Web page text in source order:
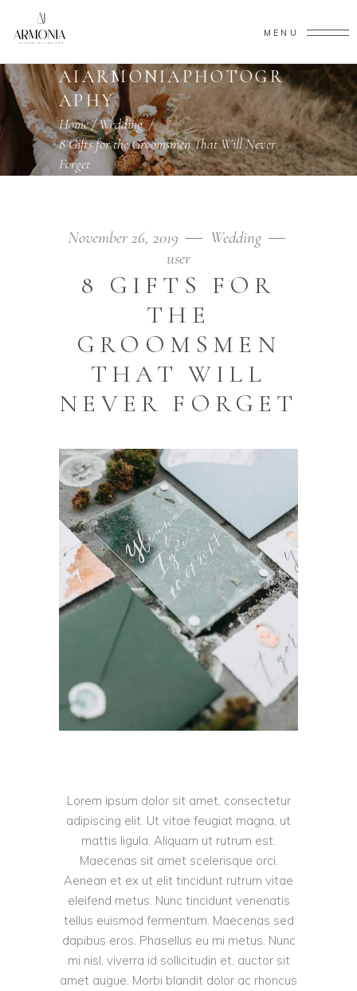
MENU
AIARMONIAPHOTOGR
APHY
Home/Wedding/
8 Gifts for the Groomsmen That Will Never
Forget
November 26, 2019
Wedding
user
8 GIFTS FOR
THE
GROOMSMEN
THAT WILL
NEVER FORGET
Lorem ipsum dolor sit amet, consectetur
adipiscing elit. Ut vitae feugiat magna, ut
mattis ligula. Aliquam ut rutrum est.
Maecenas sit amet scelerisque orci.
Aenean et ex ut elit tincidunt rutrum vitae
eleifend metus. Nunc tincidunt venenatis
tellus euismod fermentum. Maecenas sed
dapibus eros. Phasellus eu mi metus. Nunc
mi nisl, viverra id sollicitudin et, auctor sit
amet augue. Morbi blandit dolor ac rhoncus